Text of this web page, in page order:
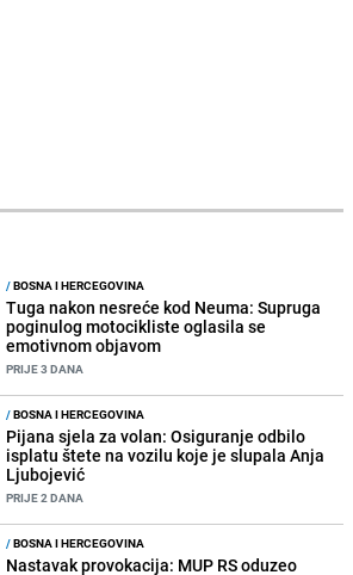
/BOSNA I HERCEGOVINA
Tuga nakon nesreće kod Neuma: Supruga
poginulog motocikliste oglasila se
emotivnom objavom
PRIJE 3 DANA
/BOSNA I HERCEGOVINA
Pijana sjela za volan: Osiguranje odbilo
isplatu štete na vozilu koje je slupala Anja
Ljubojević
PRIJE 2 DANA
/BOSNA I HERCEGOVINA
Nastavak provokacija: MUP RS oduzeo